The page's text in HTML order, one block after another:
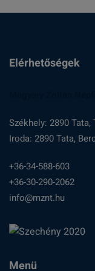
Elérhetőségek
Székhely: 2890
Iroda: 2890 Tata,
+36-34-588-603
+36-30-290-2062
info@mznt.hu
Menü